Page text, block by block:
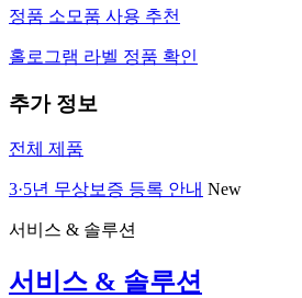
정품 소모품 사용 추천
홀로그램 라벨 정품 확인
추가 정보
전체 제품
3·5년 무상보증 등록 안내 New
서비스 & 솔루션
서비스 & 솔루션